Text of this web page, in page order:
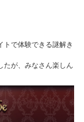
トで体験できる謎解き
たが、みなさん楽しん